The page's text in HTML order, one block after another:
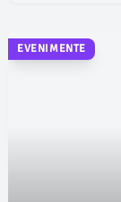
EVENIMENTE